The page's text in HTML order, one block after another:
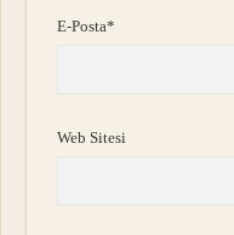
E-Posta*
Web Sitesi